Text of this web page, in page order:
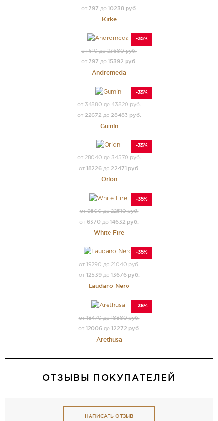
от 397 до 10238 руб.
Kirke
-35%
от 610 до 23680 руб.
от 397 до 15392 руб.
Andromeda
-35%
от 34880 до 43820 руб.
от 22672 до 28483 руб.
Gumin
-35%
от 28040 до 34570 руб.
от 18226до 22471 руб.
Orion
-35%
от 9800 до 22510 руб.
от 6370 до 14632 руб.
White Fire
-35%
от 19290 до 21040 руб.
от 12539до 13676 руб.
Laudano Nero
-35%
от 18470 до 18880 руб.
от 12006до 12272 руб.
Arethusa
ОТЗЫВЫ ПОКУПАТЕЛЕЙ
НАПИСАТЬ ОТЗЫВ